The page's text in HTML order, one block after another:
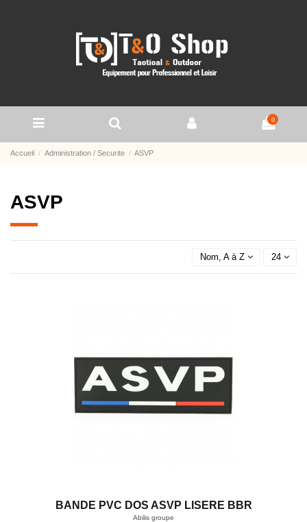
0
Accueil Administration / Securite ASVP
ASVP
Nom, A à Z 24
BANDE PVC DOS ASVP LISERE BBR
Abilis groupe